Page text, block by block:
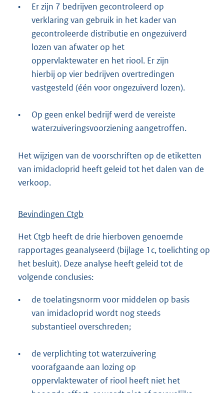
•
Er zijn 7 bedrijven gecontroleerd op
verklaring van gebruik in het kader van
gecontroleerde distributie en ongezuiverd
lozen van afwater op het
oppervlaktewater en het riool. Er zijn
hierbij op vier bedrijven overtredingen
vastgesteld (één voor ongezuiverd lozen).
•
Op geen enkel bedrijf werd de vereiste
waterzuiveringsvoorziening aangetroffen.
Het wijzigen van de voorschriften op de etiketten
van imidacloprid heeft geleid tot het dalen van de
verkoop.
Bevindingen Ctgb
Het Ctgb heeft de drie hierboven genoemde
rapportages geanalyseerd (bijlage 1c, toelichting op
het besluit). Deze analyse heeft geleid tot de
volgende conclusies:
•
de toelatingsnorm voor middelen op basis
van imidacloprid wordt nog steeds
substantieel overschreden;
•
de verplichting tot waterzuivering
voorafgaande aan lozing op
oppervlaktewater of riool heeft niet het